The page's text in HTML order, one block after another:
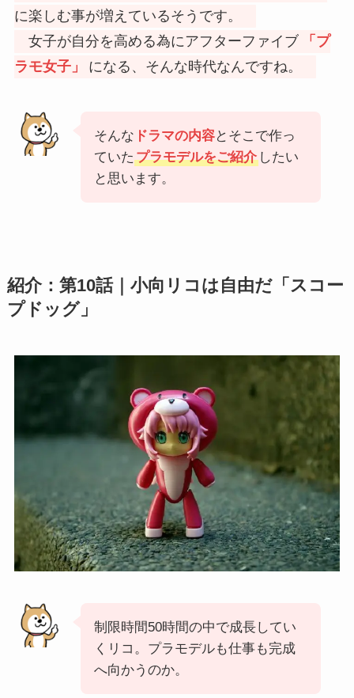
に楽しむ事が増えているそうです。
女子が自分を高める為にアフターファイブ
「プ
ラモ女子」
になる、そんな時代なんですね。
そんな ドラマの内容とそこで作っ
ていた プラモデルをご紹介したい
と思います。
紹介：第10話｜小向リコは自由だ「 スコー
プドッグ」
制限時間50時間の中で成長してい
くリコ。プラモデルも仕事も完成
へ向かうのか。